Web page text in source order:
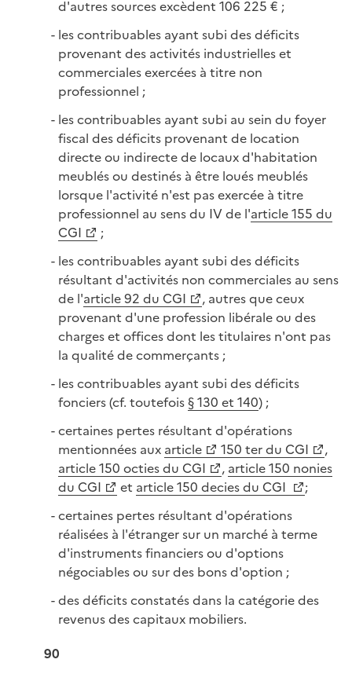
d'autres sources excèdent 106 225 € ;
les contribuables ayant subi des déficits
provenant des activités industrielles et
commerciales exercées à titre non
professionnel ;
les contribuables ayant subi au sein du foyer
fiscal des déficits provenant de location
directe ou indirecte de locaux d'habitation
meublés ou destinés à être loués meublés
lorsque l'activité n'est pas exercée à titre
professionnel au sens du IV de l'article 155 du
CGI
;
les contribuables ayant subi des déficits
résultant d'activités non commerciales au sens
de l'article 92 du CGI
, autres que ceux
provenant d'une profession libérale ou des
charges et offices dont les titulaires n'ont pas
la qualité de commerçants ;
les contribuables ayant subi des déficits
fonciers (cf. toutefois§ 130 et 140) ;
certaines pertes résultant d'opérations
mentionnées aux article 150 ter du CGI
,
article 150 octies du CGI
, article 150 nonies
du CGI
et article 150 decies du CGI
;
certaines pertes résultant d'opérations
réalisées à l'étranger sur un marché à terme
d'instruments financiers ou d'options
négociables ou sur des bons d'option ;
des déficits constatés dans la catégorie des
revenus des capitaux mobiliers.
90